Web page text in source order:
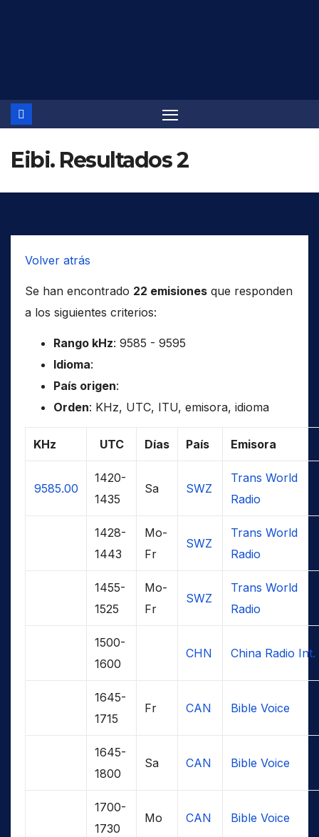
Eibi. Resultados 2
Volver atrás
Se han encontrado 22 emisiones que responden
a los siguientes criterios:
Rango kHz: 9585 - 9595
Idioma:
País origen:
Orden: KHz, UTC, ITU, emisora, idioma
KHz UTC Días País Emisora
9585.00
1420-
1435
Sa SWZ
Trans World
Radio
1428-
1443
Mo-
Fr
SWZ
Trans World
Radio
1455-
1525
Mo-
Fr
SWZ
Trans World
Radio
1500-
1600
CHN China Radio Int.
1645-
1715
Fr CAN Bible Voice
1645-
1800
Sa CAN Bible Voice
1700-
1730
Mo CAN Bible Voice